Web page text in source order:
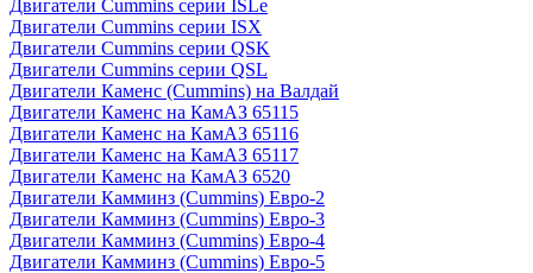
Двигатели Cummins серии ISLe
Двигатели Cummins серии ISX
Двигатели Cummins серии QSK
Двигатели Cummins серии QSL
Двигатели Каменс (Cummins) на Валдай
Двигатели Каменс на КамАЗ 65115
Двигатели Каменс на КамАЗ 65116
Двигатели Каменс на КамАЗ 65117
Двигатели Каменс на КамАЗ 6520
Двигатели Камминз (Cummins) Евро-2
Двигатели Камминз (Cummins) Евро-3
Двигатели Камминз (Cummins) Евро-4
Двигатели Камминз (Cummins) Евро-5